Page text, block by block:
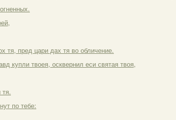
тя, пред цари дах тя во обличение.
купли твоея, осквернил еси святая твоя,
по тебе: